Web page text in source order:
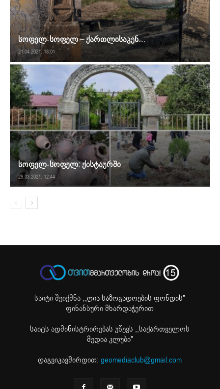
სოფელ-სოფელ – ქართლისაკენ…
21.04.2021. 18:01
სოფელ-სოფელ: ქისტაურში
29.03.2021. 12:44
საიტი შეიქმნა ,„ღია საზოგადოების ფონდის"
ფინანსური მხარდაჭერით
საიტს ადმინისტრირებას უწევს ,,საქართველოს
მედია კლუბი"
დაგვიკავშირდით:geomediaclub@gmail.com